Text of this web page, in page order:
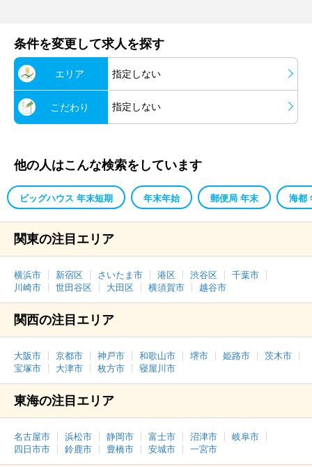
条件を変更して求人を探す
エリア 指定しない
こだわり 指定しない
他の人はこんな検索をしています
ビッグハウス 年末短期 年末年始 郵便局 年末 海都
関東の注目エリア
横浜市 新宿区 さいたま市 港区 渋谷区
千葉市
川崎市
世田谷区 大田区 横須賀市 越谷市
関西の注目エリア
大阪市 京都市 神戸市 和歌山市 堺市 姫路市
茨木市
宝塚市
大津市 枚方市 寝屋川市
東海の注目エリア
名古屋市 浜松市 静岡市 富士市 沼津市
岐阜市
四日市市
鈴鹿市 豊橋市 安城市 一宮市